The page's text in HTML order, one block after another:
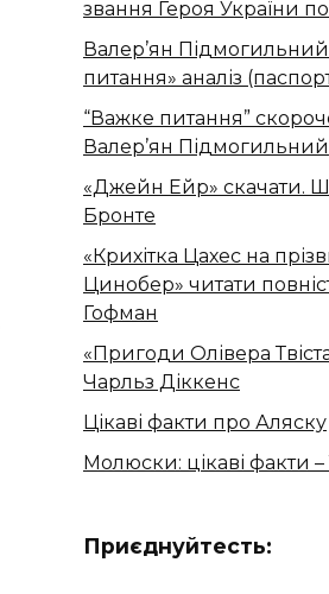
звання Героя України
Валер’ян
питання» аналіз
“Важке питання”
Валер’ян Підмогильний
«Джейн Ейр» скачати.
Бронте
«Крихітка Цахес на
Цинобер» читати
Гофман
«Пригоди Олівера
Чарльз Діккенс
Цікаві факти про Аляску
Молюски: цікаві факти
Приєднуйтесть: